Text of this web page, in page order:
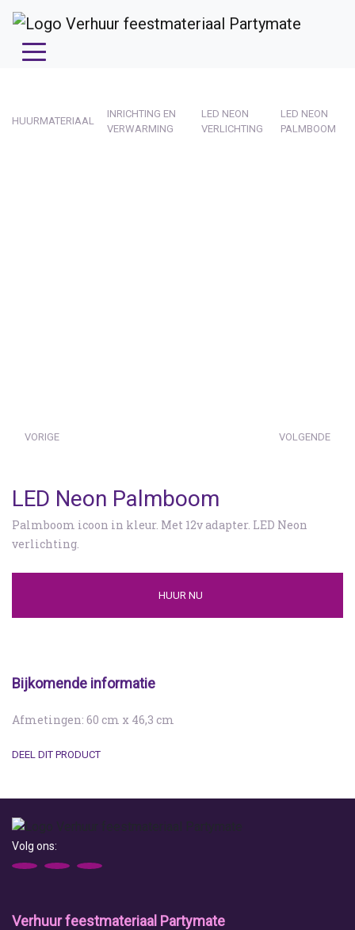
HUURMATERIAAL
INRICHTING EN
VERWARMING
LED NEON
VERLICHTING
LED NEON
PALMBOOM
VORIGE VOLGENDE
LED Neon Palmboom
Palmboom icoon in kleur. Met 12v adapter. LED Neon
verlichting.
HUUR NU
Bijkomende informatie
Afmetingen: 60 cm x 46,3 cm
DEEL DIT PRODUCT
Volg ons:
Verhuur feestmateriaal Partymate